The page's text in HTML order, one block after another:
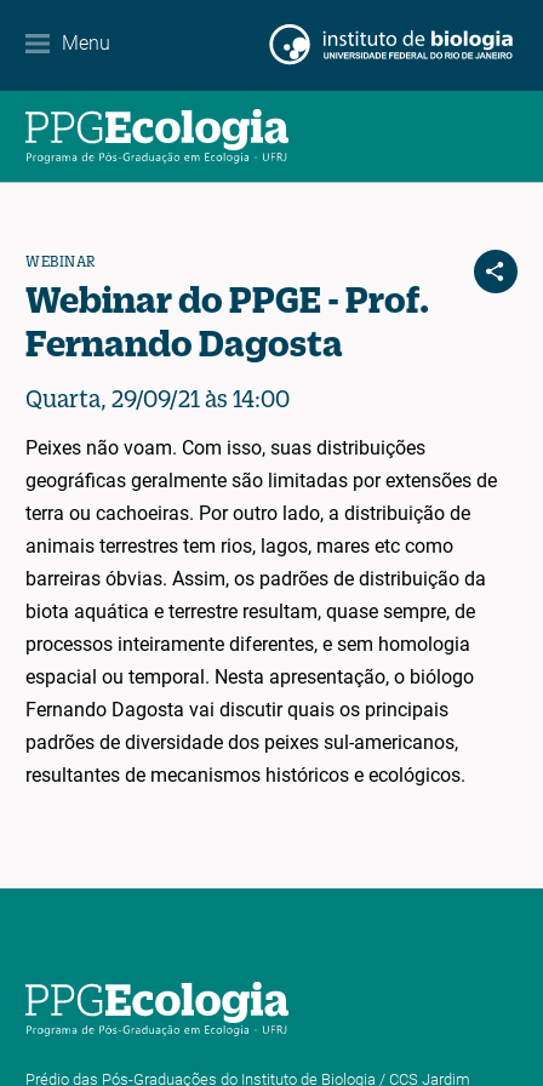
Menu
Contato
WEBINAR
Webinar do PPGE - Prof.
Fernando Dagosta
Quarta, 29/09/21 às 14:00
Peixes não voam. Com isso, suas distribuições
geográficas geralmente são limitadas por extensões de
terra ou cachoeiras. Por outro lado, a distribuição de
animais terrestres tem rios, lagos, mares etc como
barreiras óbvias. Assim, os padrões de distribuição da
biota aquática e terrestre resultam, quase sempre, de
processos inteiramente diferentes, e sem homologia
espacial ou temporal. Nesta apresentação, o biólogo
Fernando Dagosta vai discutir quais os principais
padrões de diversidade dos peixes sul-americanos,
resultantes de mecanismos históricos e ecológicos.
Prédio das Pós-Graduações do Instituto de Biologia / CCS Jardim